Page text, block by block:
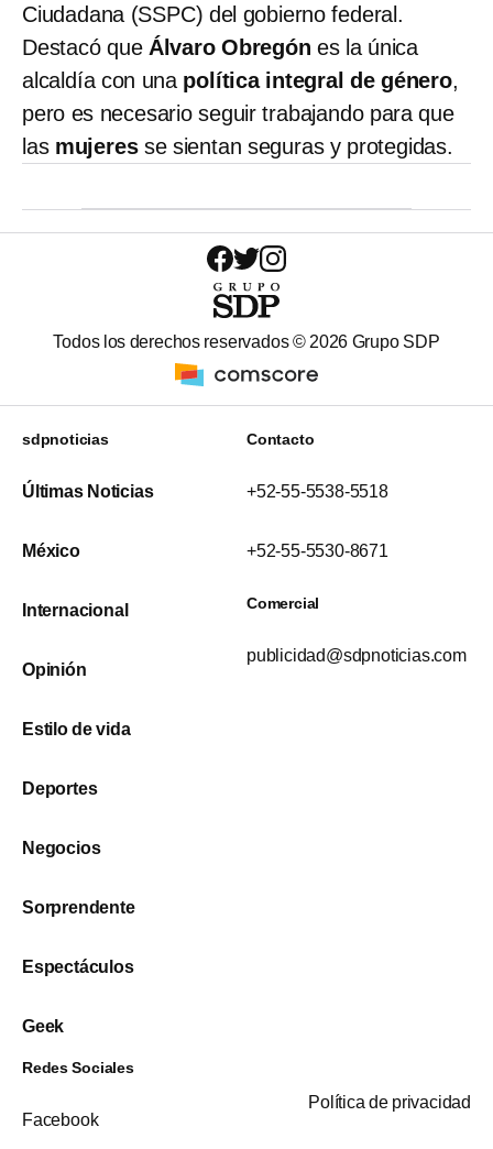
Ciudadana (SSPC) del gobierno federal.
Destacó que Álvaro Obregón es la única
alcaldía con una política integral de género,
pero es necesario seguir trabajando para que
las mujeres se sientan seguras y protegidas.
Todos los derechos reservados © 2026 Grupo SDP
sdpnoticias
Últimas Noticias
México
Internacional
Opinión
Estilo de vida
Deportes
Negocios
Sorprendente
Espectáculos
Geek
Contacto
+52-55-5538-5518
+52-55-5530-8671
Comercial
publicidad@sdpnoticias.com
Redes Sociales
Facebook
Política de privacidad